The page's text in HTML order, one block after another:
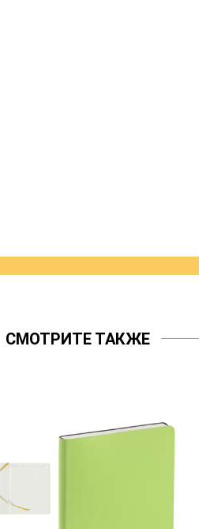
СМОТРИТЕ ТАКЖЕ